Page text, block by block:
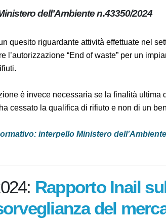
dell’Ambiente n.43350/2024
quesito riguardante attività effettuate
occorre l’autorizzazione “End of
il recupero di rifiuti.
è invece necessaria se la finalità
ha cessato la qualifica di rifiuto e non di
interpello Ministero
Rapporto Inail
per la